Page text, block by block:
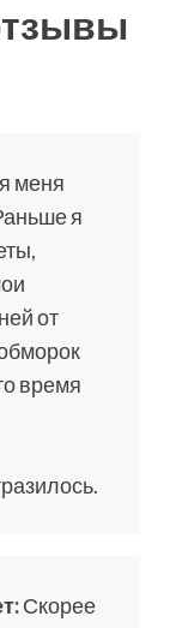
меня
я
от
время
Скорее